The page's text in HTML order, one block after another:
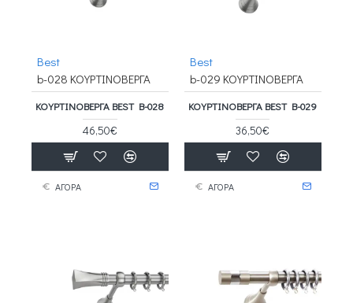
Best
b-028 ΚΟΥΡΤΙΝΟΒΕΡΓΑ
ΚΟΥΡΤΙΝΟΒΕΡΓΑ BEST B-028
46,50€
ΑΓΟΡΑ
Best
b-029 ΚΟΥΡΤΙΝΟΒΕΡΓΑ
ΚΟΥΡΤΙΝΟΒΕΡΓΑ BEST B-029
36,50€
ΑΓΟΡΑ